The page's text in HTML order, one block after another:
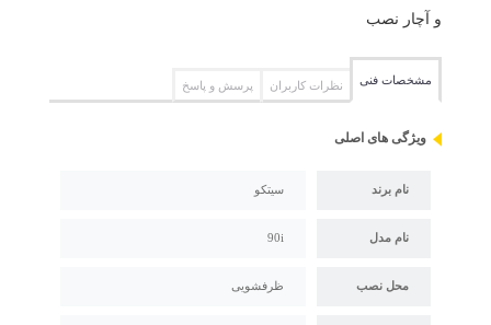
و آچار نصب
مشخصات فنی نظرات کاربران پرسش و پاسخ
ویژگی های اصلی
نام برند سیتکو
نام مدل 90i
محل نصب ظرفشویی